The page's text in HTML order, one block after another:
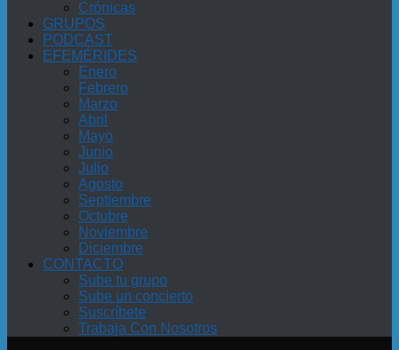
Crónicas
GRUPOS
PODCAST
EFEMÉRIDES
Enero
Febrero
Marzo
Abril
Mayo
Junio
Julio
Agosto
Septiembre
Octubre
Noviembre
Diciembre
CONTACTO
Sube tu grupo
Sube un concierto
Suscríbete
Trabaja Con Nosotros